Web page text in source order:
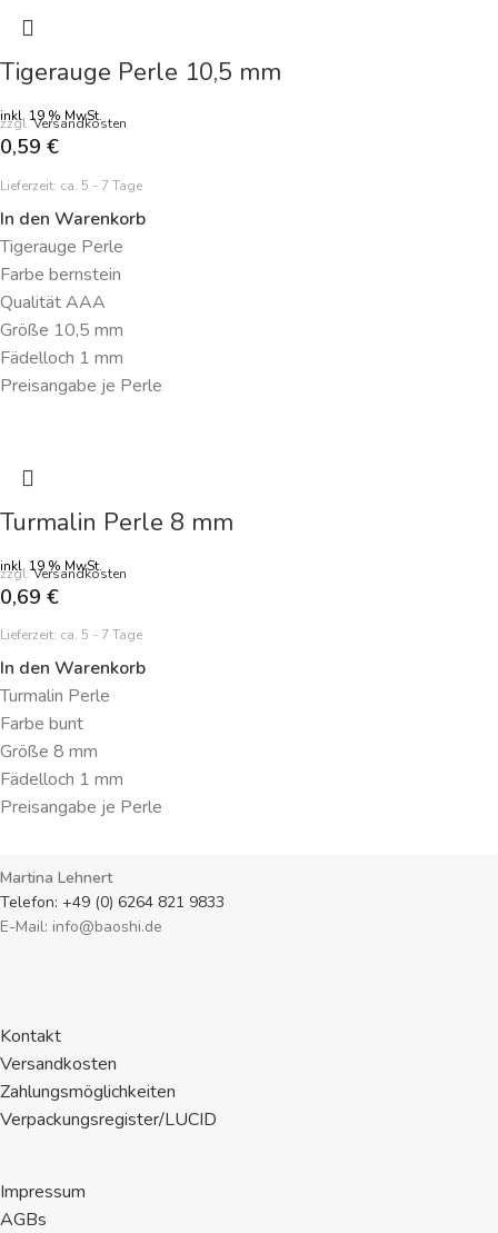
Tigerauge Perle 10,5 mm
inkl. 19 % MwSt.
zzgl.Versandkosten
0,59 €
Lieferzeit: ca. 5 - 7 Tage
In den Warenkorb
Tigerauge Perle
Farbe bernstein
Qualität AAA
Größe 10,5 mm
Fädelloch 1 mm
Preisangabe je Perle
Turmalin Perle 8 mm
inkl. 19 % MwSt.
zzgl.Versandkosten
0,69 €
Lieferzeit: ca. 5 - 7 Tage
In den Warenkorb
Turmalin Perle
Farbe bunt
Größe 8 mm
Fädelloch 1 mm
Preisangabe je Perle
Martina Lehnert
Telefon: +49 (0) 6264 821 9833
E-Mail: info@baoshi.de
Kontakt
Versandkosten
Zahlungsmöglichkeiten
Verpackungsregister/LUCID
Impressum
AGBs